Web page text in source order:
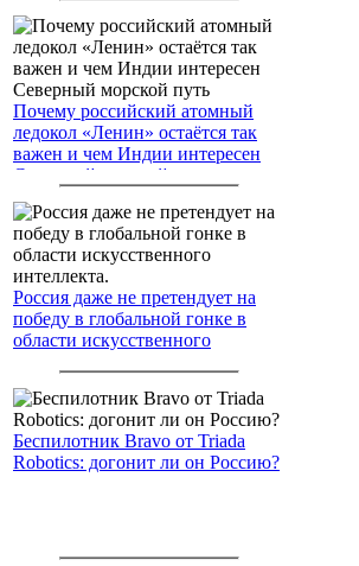
Почему российский атомный
ледокол «Ленин» остаётся так
важен и чем Индии интересен
Северный морской путь
Россия даже не претендует на
победу в глобальной гонке в
области искусственного
Беспилотник Bravo от Triada
Robotics: догонит ли он Россию?